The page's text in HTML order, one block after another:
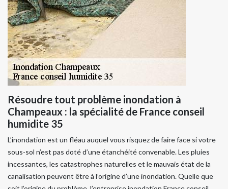
Résoudre tout problème inondation à
Champeaux : la spécialité de France conseil
humidite 35
L’inondation est un fléau auquel vous risquez de faire face si votre
sous-sol n’est pas doté d’une étanchéité convenable. Les pluies
incessantes, les catastrophes naturelles et le mauvais état de la
canalisation peuvent être à l’origine d’une inondation. Quelle que